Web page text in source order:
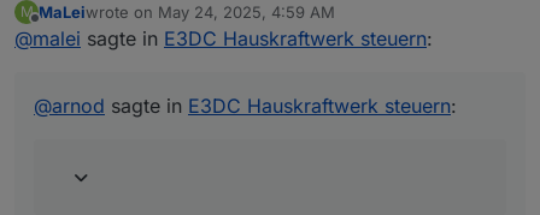
@malei
JSON Chart klickst sollte dort die Objekt ID
aktualisiert. Habe jetzt das Skript neu gestartet. Ich
beobachte ...
M
Offline
MaLeiwrote on May 24, 2025, 4:59 AM
last edited by
@malei sagte in E3DC Hauskraftwerk steuern:
@arnod sagte in E3DC Hauskraftwerk steuern: